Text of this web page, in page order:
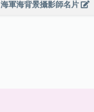
海軍海背景攝影師名片